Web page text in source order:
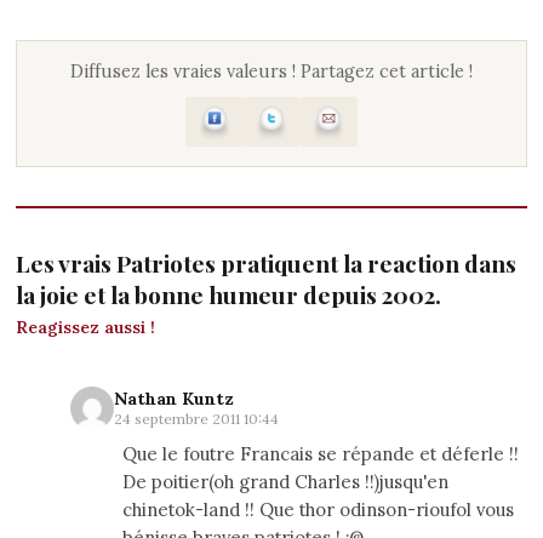
Diffusez les vraies valeurs ! Partagez cet article !
Les vrais Patriotes pratiquent la reaction dans
la joie et la bonne humeur depuis 2002.
Reagissez aussi !
Nathan Kuntz
24 septembre 2011 10:44
Que le foutre Francais se répande et déferle !!
De poitier(oh grand Charles !!)jusqu'en
chinetok-land !! Que thor odinson-rioufol vous